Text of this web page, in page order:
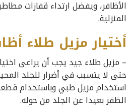
الأظافر، ويفضل ارتداء قفازات
المنزلية.
أختيار مزيل طلاء
– مزيل طلاء جيد يجب أن يراعى
حتى لا يتسبب في أضرار للجلد
استخدام مزيل طبي وباستخدام
الظفر بعيدا عن الجلد من حوله.